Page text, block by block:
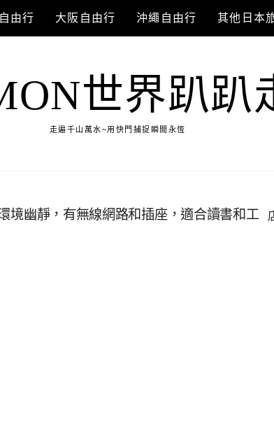
由行 大阪自由行 沖繩自由行 其他日本
世界趴趴
走遍千山萬水~用快門捕捉瞬間永恆
境幽靜，有無線網路和插座，適合讀書和工